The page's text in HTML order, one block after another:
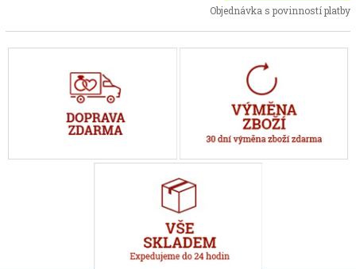
Objednávka s povinností platby